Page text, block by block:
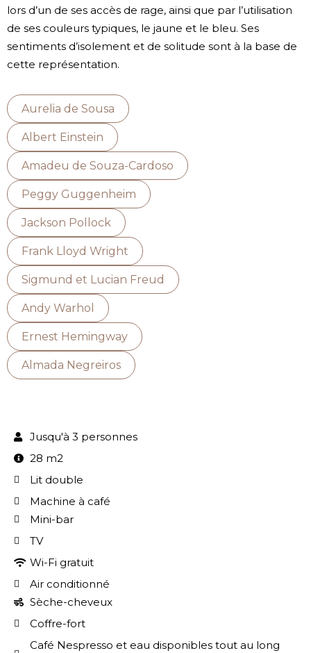
lors d’un de ses accès de rage, ainsi que par l’utilisation
de ses couleurs typiques, le jaune et le bleu. Ses
sentiments d’isolement et de solitude sont à la base de
cette représentation.
Aurelia de Sousa
Albert Einstein
Amadeu de Souza-Cardoso
Peggy Guggenheim
Jackson Pollock
Frank Lloyd Wright
Sigmund et Lucian Freud
Andy Warhol
Ernest Hemingway
Almada Negreiros
Jusqu'à 3 personnes
28 m2
Lit double
Machine à café
Mini-bar
TV
Wi-Fi gratuit
Air conditionné
Sèche-cheveux
Coffre-fort
Café Nespresso et eau disponibles tout au long